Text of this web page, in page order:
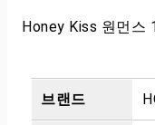
Honey Kiss 원먼스
브랜드